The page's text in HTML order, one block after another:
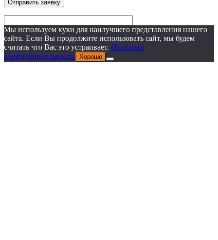
Мы используем куки для наилучшего представления нашего
сайта. Если Вы продолжите использовать сайт, мы будем
считать что Вас это устраивает. Политика
конфиденциальности Хорошо